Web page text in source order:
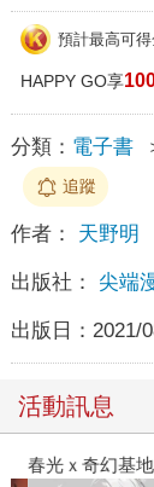
預計最高可得
HAPPY GO享
分類： 電子書
追蹤
作者： 天野明
出版社： 尖端
出版日： 2021/
活動訊息
春光ｘ奇幻基